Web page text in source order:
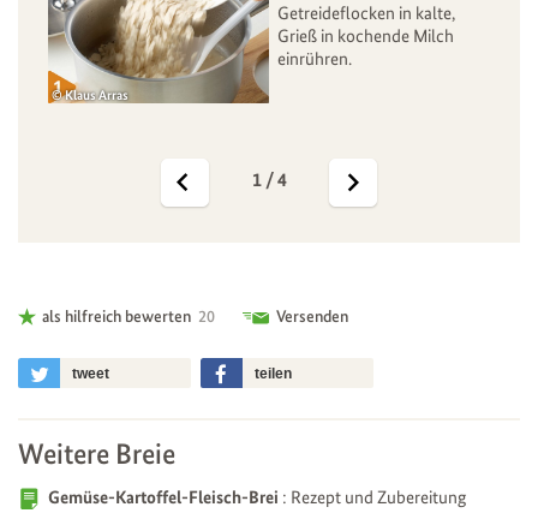
Klaus Arras
Getreideflocken in kalte,
Grieß in kochende Milch
einrühren.
Previous
1 / 4
Next
als hilfreich bewerten 20 Versenden
tweet teilen
Weitere Breie
Gemüse-Kartoffel-Fleisch-Brei : Rezept und Zubereitung